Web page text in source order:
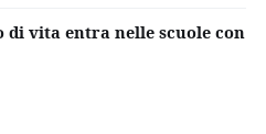
vita entra nelle scuole con